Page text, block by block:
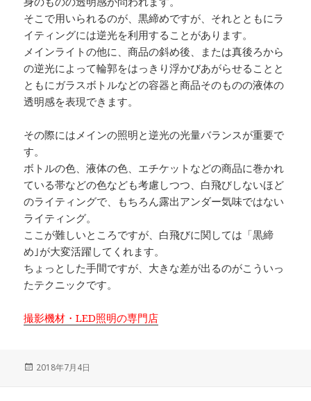
そこで用いられるのが、黒締めですが、それとともにラ
イティングには逆光を利用することがあります。
メインライトの他に、商品の斜め後、または真後ろから
の逆光によって輪郭をはっきり浮かびあがらせることと
ともにガラスボトルなどの容器と商品そのものの液体の
透明感を表現できます。
その際にはメインの照明と逆光の光量バランスが重要で
す。
ボトルの色、液体の色、エチケットなどの商品に巻かれ
ている帯などの色なども考慮しつつ、白飛びしないほど
のライティングで、もちろん露出アンダー気味ではない
ライティング。
ここが難しいところですが、白飛びに関しては「黒締
め｣が大変活躍してくれます。
ちょっとした手間ですが、大きな差が出るのがこういっ
たテクニックです。
撮影機材・LED照明の専門店
投
2018年7月4日